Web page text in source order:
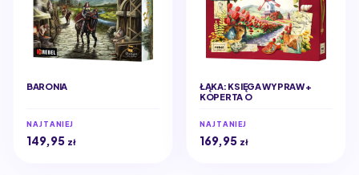
BARONIA
NAJTANIEJ
149,95 zł
ŁĄKA: KSIĘGA WYPRAW +
KOPERTA O
NAJTANIEJ
169,95 zł